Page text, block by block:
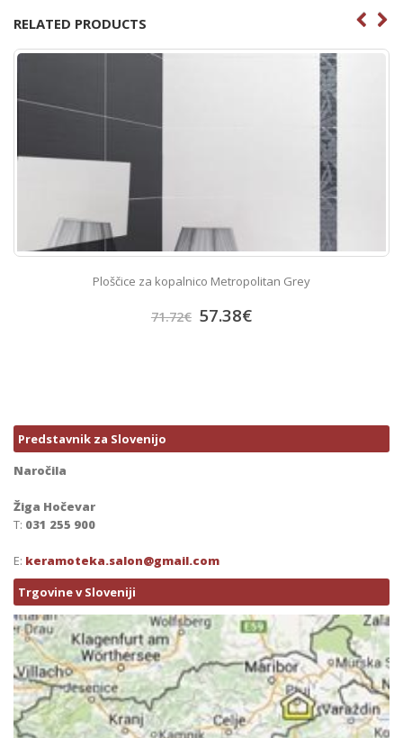
RELATED PRODUCTS
Metropolitan Grey
Predstavnik za Slovenijo
Naročila
Žiga Hočevar
T: 031 255 900
E: keramoteka.salon@gmail.com
Trgovine v Sloveniji